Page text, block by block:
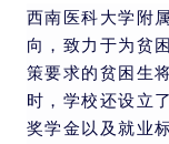
西南医科大学附
向，致力于为贫
策要求的贫困生
时，学校还设立
奖学金以及就业